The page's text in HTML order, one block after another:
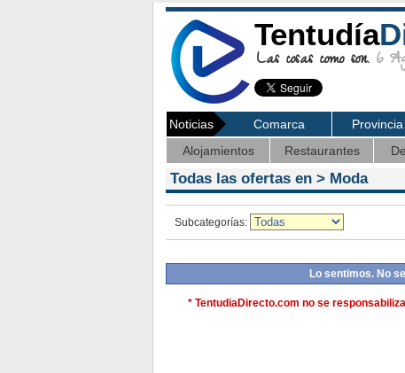
Tentudía
Las cosas como son. 6
Noticias Comarca
Alojamientos
Restaurantes
Todas las ofertas en > Moda
Subcategorías:
Lo sentimos. No
* TentudiaDirecto.com no se